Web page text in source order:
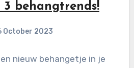
3 behangtrends!
October 2023
nieuw behangetje in je